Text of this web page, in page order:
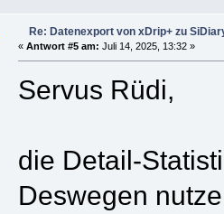
Re: Datenexport von xDrip+ zu
« Antwort #5 am: Juli 14, 2025, 13:32 »
Servus Rüdi,
die Detail-
Deswegen